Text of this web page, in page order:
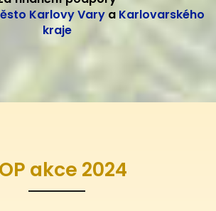
Karlovy Varya Karlovarského
kraje
akce 2024